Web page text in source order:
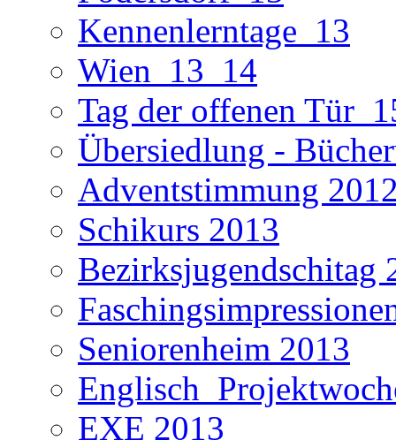
Kennenlerntage_13
Wien_13_14
Tag der offenen
Übersiedlung -
Adventstimmung
Schikurs 2013
Bezirksjugendschitag
Seniorenheim 2013
EXE 2013